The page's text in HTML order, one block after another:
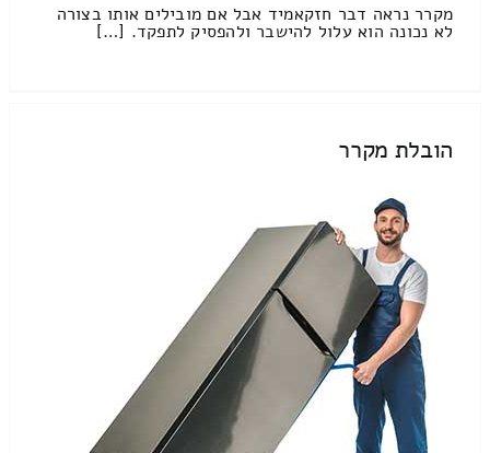
מקרר נראה דבר חזקאמיד אבל אם מובילים אותו בצורה
לא נכונה הוא עלול להישבר ולהפסיק לתפקד. […]
הובלת מקרר